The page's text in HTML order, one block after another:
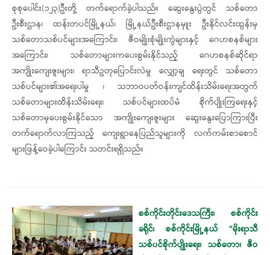
စုစုပေါင်း(၁၂၃)ဦးတို့ တက်ရောက်ခဲ့ပါသည်။ ဆွေးနွေးပွဲတွင် သစ်တော
ဦးစီးဌာန၊ ထန်းတပင်မြို့နယ်၊ မြို့နယ်ဦးစီးဌာနမှူး ဦးနိုင်လင်းထွန်းမှ
သစ်တောသစ်ပင်များအကြောင်း၊ ဇီဝမျိုးစုံမျိုးကွဲများနှင့် ဂေဟစနစ်များ
အကြောင်း၊ သစ်တောများကပေးစွမ်းနိုင်သည့် ဂေဟစနစ်ဆိုင်ရာ
အကျိုးကျေးဇူးများ၊ ရာသီဥတုပြောင်းလဲမှု လျှော့ချ ရေးတွင် သစ်တော
သစ်ပင်များ၏အရေးပါမှု ၊ သဘာဝပတ်ဝန်းကျင်ထိန်းသိမ်းရေးအတွက်
သစ်တောများထိန်းသိမ်းရေး၊ သစ်ပင်များထပ်မံ စိုက်ပျိုးကြရေးနှင့်
သစ်တောမှပေးစွမ်းနိုင်သော အကျိုးကျေးဇူးများ ဆွေးနွေးပြောကြားပြီး
တက်ရောက်လာကြသည့် ကျေးရွာနေပြည်သူများကို လက်ကမ်းစာစောင်
များဖြန့်ဝေခဲ့ပါကြောင်း သတင်းရရှိသည်။
စစ်ကိုင်းတိုင်းဒေသကြီး၊ စစ်ကိုင်း
ခရိုင်၊ စစ်ကိုင်းမြို့နယ် “မိုးရာသီ
သစ်ပင်စိုက်ပျိုးရေး၊ သစ်တော၊ ဇီဝ